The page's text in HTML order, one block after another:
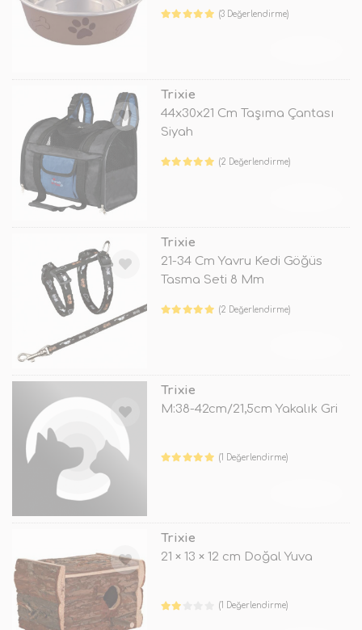
(3 Değerlendirme)
Trixie
44x30x21 Cm Taşıma Çantası
Siyah
(2 Değerlendirme)
Trixie
21-34 Cm Yavru Kedi Göğüs
Tasma Seti 8 Mm
(2 Değerlendirme)
Trixie
M:38-42cm/21,5cm Yakalık Gri
(1 Değerlendirme)
Trixie
21 × 13 × 12 cm Doğal Yuva
(1 Değerlendirme)